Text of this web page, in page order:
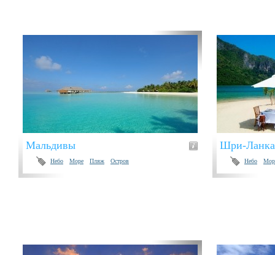
Мальдивы
Небо Море Пляж Остров
Шри-Ланка
Небо